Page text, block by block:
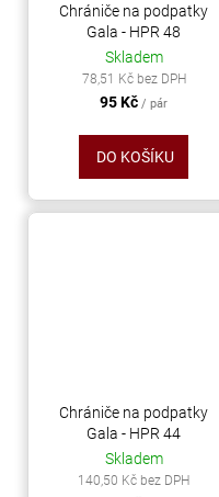
Chrániče na podpatky
Gala - HPR 48
Skladem
78,51 Kč bez DPH
95 Kč / pár
DO KOŠÍKU
Chrániče na podpatky
Gala - HPR 44
Skladem
140,50 Kč bez DPH